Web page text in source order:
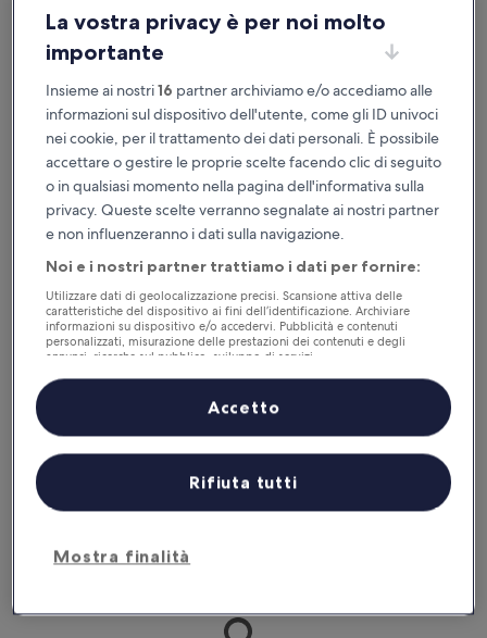
Disponibile su iOS e Android
Perché scaricare la nostra app
Ricevi sconti su una selezione di hotel
La vostra privacy è per noi molto
importante
Insieme ai nostri16 partner archiviamo e/o accediamo alle
informazioni sul dispositivo dell'utente, come gli ID univoci
nei cookie, per il trattamento dei dati personali. È possibile
accettare o gestire le proprie scelte facendo clic di seguito
o in qualsiasi momento nella pagina dell'informativa sulla
privacy. Queste scelte verranno segnalate ai nostri partner
e non influenzeranno i dati sulla navigazione.
Noi e i nostri partner trattiamo i dati per fornire:
Utilizzare dati di geolocalizzazione precisi. Scansione attiva delle
caratteristiche del dispositivo ai fini dell’identificazione. Archiviare
informazioni su dispositivo e/o accedervi. Pubblicità e contenuti
personalizzati, misurazione delle prestazioni dei contenuti e degli
annunci, ricerche sul pubblico, sviluppo di servizi.
Elenco dei partner (fornitori)
Mostra finalità
Rifiuta tutti
Accetto